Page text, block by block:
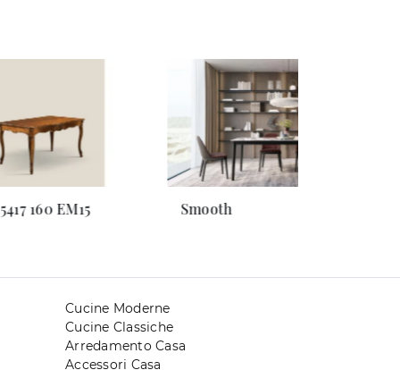
160 EM15 Smooth
Cucine Moderne
Cucine Classiche
Arredamento Casa
Accessori Casa